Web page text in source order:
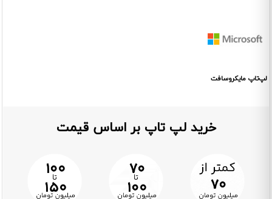
لپ‌تاپ مایکروسافت
خرید لپ تاپ بر اساس قیمت